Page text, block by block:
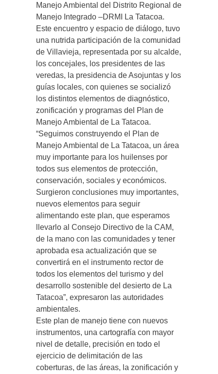
Manejo Ambiental del Distrito Regional de
Manejo Integrado –DRMI La Tatacoa.
Este encuentro y espacio de diálogo, tuvo
una nutrida participación de la comunidad
de Villavieja, representada por su alcalde,
los concejales, los presidentes de las
veredas, la presidencia de Asojuntas y los
guías locales, con quienes se socializó
los distintos elementos de diagnóstico,
zonificación y programas del Plan de
Manejo Ambiental de La Tatacoa.
“Seguimos construyendo el Plan de
Manejo Ambiental de La Tatacoa, un área
muy importante para los huilenses por
todos sus elementos de protección,
conservación, sociales y económicos.
Surgieron conclusiones muy importantes,
nuevos elementos para seguir
alimentando este plan, que esperamos
llevarlo al Consejo Directivo de la CAM,
de la mano con las comunidades y tener
aprobada esa actualización que se
convertirá en el instrumento rector de
todos los elementos del turismo y del
desarrollo sostenible del desierto de La
Tatacoa”, expresaron las autoridades
ambientales.
Este plan de manejo tiene con nuevos
instrumentos, una cartografía con mayor
nivel de detalle, precisión en todo el
ejercicio de delimitación de las
coberturas, de las áreas, la zonificación y